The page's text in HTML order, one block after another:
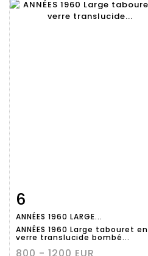
détaillée
6
ANNÉES 1960 LARGE...
ANNÉES 1960 Large tabouret en
verre translucide bombé...